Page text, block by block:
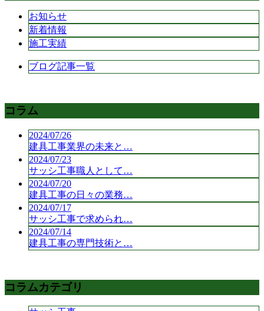
お知らせ
新着情報
施工実績
ブログ記事一覧
コラム
2024/07/26
建具工事業界の未来と…
2024/07/23
サッシ工事職人として…
2024/07/20
建具工事の日々の業務…
2024/07/17
サッシ工事で求められ…
2024/07/14
建具工事の専門技術と…
コラムカテゴリ